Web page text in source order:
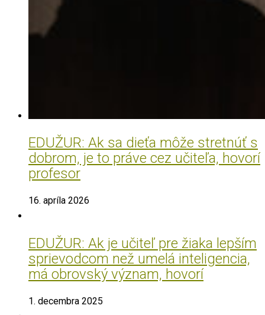
EDUŽUR: Ak sa dieťa môže stretnúť s
dobrom, je to práve cez učiteľa, hovorí
profesor
16. apríla 2026
EDUŽUR: Ak je učiteľ pre žiaka lepším
sprievodcom než umelá inteligencia,
má obrovský význam, hovorí
1. decembra 2025